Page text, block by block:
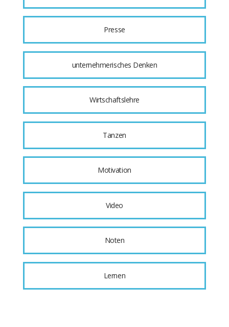
Presse
unternehmerisches Denken
Wirtschaftslehre
Tanzen
Motivation
Video
Noten
Lernen